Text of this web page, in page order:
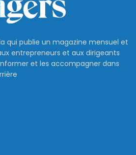
qui publie un magazine mensuel et
entrepreneurs et aux dirigeants
et les accompagner dans